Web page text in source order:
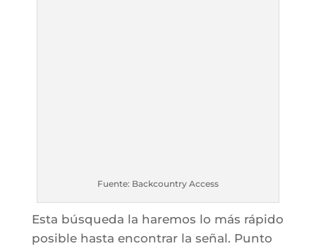
Fuente: Backcountry Access
Esta búsqueda la haremos lo más rápido
posible hasta encontrar la señal. Punto